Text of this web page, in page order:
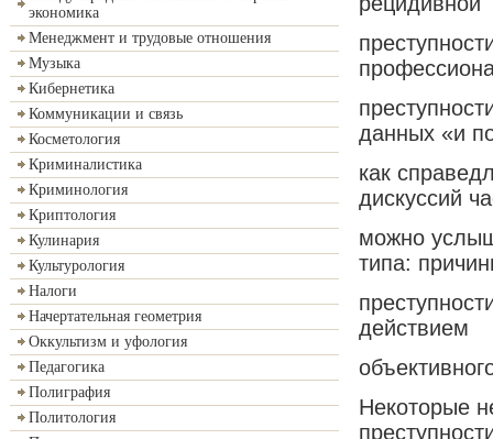
экономика
Менеджмент и трудовые отношения
Музыка
Кибернетика
Коммуникации и связь
Косметология
Криминалистика
Криминология
Криптология
Кулинария
Культурология
Налоги
Начертательная геометрия
Оккультизм и уфология
Педагогика
Полиграфия
Политология
данных «и
как
дискуссий
можно
типа:
действием
Некоторые